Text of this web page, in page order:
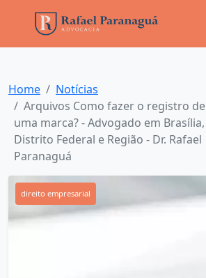
Home
Notícias
Arquivos Como fazer o registro de
uma marca? - Advogado em Brasília,
Distrito Federal e Região - Dr. Rafael
Paranaguá
direito empresarial